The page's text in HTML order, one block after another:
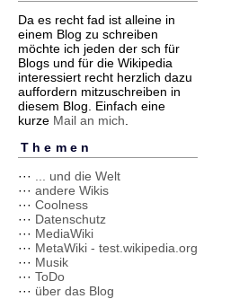
Da es recht fad ist alleine in
einem Blog zu schreiben
möchte ich jeden der sch für
Blogs und für die Wikipedia
interessiert recht herzlich dazu
auffordern mitzuschreiben in
diesem Blog. Einfach eine
kurze Mail an mich
Themen
···
... und die Welt
··· andere Wikis
··· Coolness
··· Datenschutz
··· MediaWiki
··· MetaWiki - test.wikipedia.org
··· Musik
··· ToDo
··· über das Blog